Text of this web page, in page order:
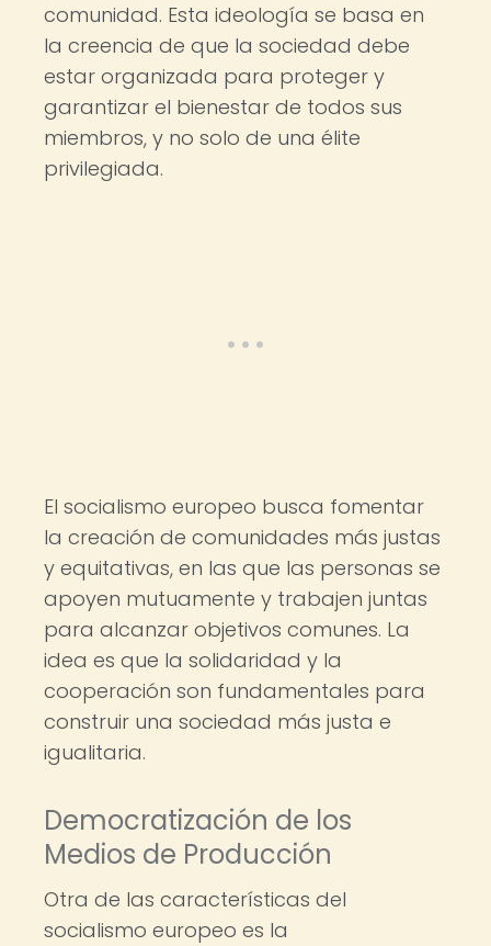
comunidad. Esta ideología se basa en
la creencia de que la sociedad debe
estar organizada para proteger y
garantizar el bienestar de todos sus
miembros, y no solo de una élite
privilegiada.
El socialismo europeo busca fomentar
la creación de comunidades más justas
y equitativas, en las que las personas se
apoyen mutuamente y trabajen juntas
para alcanzar objetivos comunes. La
idea es que la solidaridad y la
cooperación son fundamentales para
construir una sociedad más justa e
igualitaria.
Democratización de los
Medios de Producción
Otra de las características del
socialismo europeo es la